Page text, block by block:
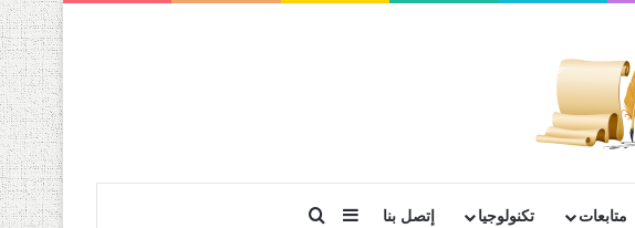
متابعات تكنولوجيا إتصل بنا إضافة عمود جانبي